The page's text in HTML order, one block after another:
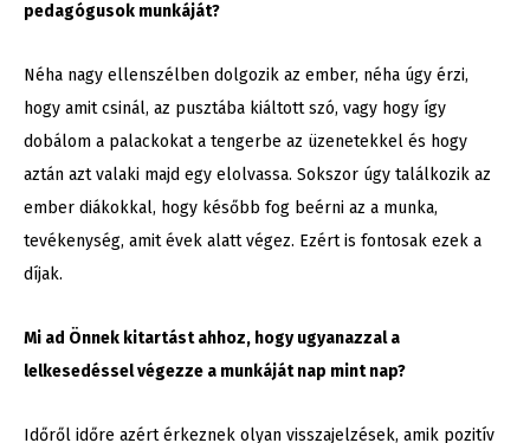
pedagógusok munkáját?
Néha nagy ellenszélben dolgozik az ember, néha úgy érzi,
hogy amit csinál, az pusztába kiáltott szó, vagy hogy így
dobálom a palackokat a tengerbe az üzenetekkel és hogy
aztán azt valaki majd egy elolvassa. Sokszor úgy találkozik az
ember diákokkal, hogy később fog beérni az a munka,
tevékenység, amit évek alatt végez. Ezért is fontosak ezek a
díjak.
Mi ad Önnek kitartást ahhoz, hogy ugyanazzal a
lelkesedéssel végezze a munkáját nap mint nap?
Időről időre azért érkeznek olyan visszajelzések, amik pozitív